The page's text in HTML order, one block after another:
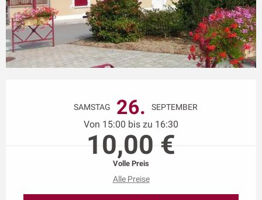
SAMSTAG 26. SEPTEMBER
Von 15:00 bis zu 16:30
10,00 €
Volle Preis
Alle Preise